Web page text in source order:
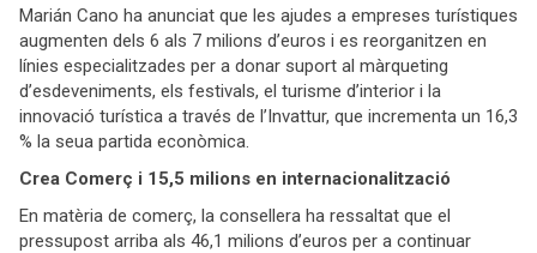
Marián Cano ha anunciat que les ajudes a empreses turístiques
augmenten dels 6 als 7 milions d’euros i es reorganitzen en
línies especialitzades per a donar suport al màrqueting
d’esdeveniments, els festivals, el turisme d’interior i la
innovació turística a través de l’Invattur, que incrementa un 16,3
% la seua partida econòmica.
Crea Comerç i 15,5 milions en internacionalització
En matèria de comerç, la consellera ha ressaltat que el
pressupost arriba als 46,1 milions d’euros per a continuar